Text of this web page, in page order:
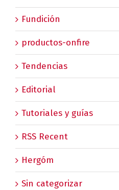
Fundición
productos-onfire
Tendencias
Editorial
Tutoriales y guías
RSS Recent
Hergóm
Sin categorizar